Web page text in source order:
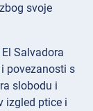
svoje
Salvadora
povezanosti s
slobodu i
izgled ptice i